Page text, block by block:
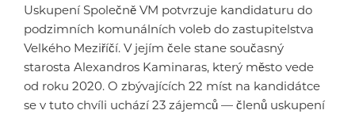
Uskupení Společně VM potvrzuje kandidaturu do
podzimních komunálních voleb do zastupitelstva
Velkého Meziříčí. V jejím čele stane současný
starosta Alexandros Kaminaras, který město vede
od roku 2020. O zbývajících 22 míst na kandidátce
se v tuto chvíli uchází 23 zájemců — členů uskupení